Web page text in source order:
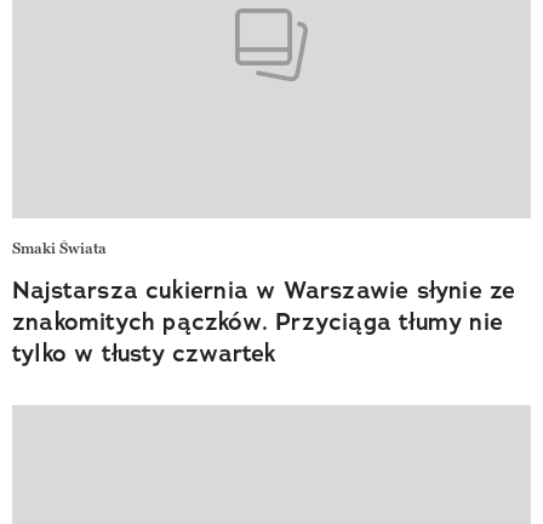
Smaki Świata
Najstarsza cukiernia w Warszawie słynie ze
znakomitych pączków. Przyciąga tłumy nie
tylko w tłusty czwartek